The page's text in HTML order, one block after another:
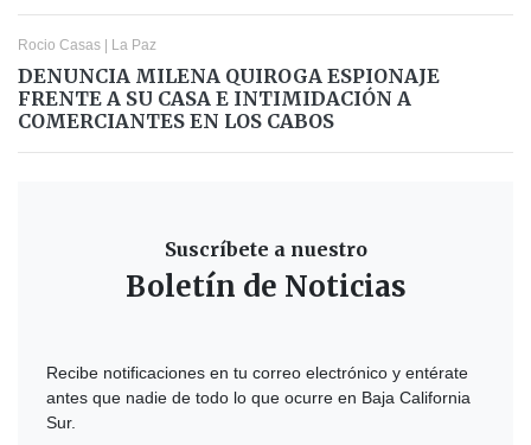
Rocio Casas | La Paz
DENUNCIA MILENA QUIROGA ESPIONAJE
FRENTE A SU CASA E INTIMIDACIÓN A
COMERCIANTES EN LOS CABOS
Suscríbete a nuestro
Boletín de Noticias
Recibe notificaciones en tu correo electrónico y entérate
antes que nadie de todo lo que ocurre en Baja California
Sur.